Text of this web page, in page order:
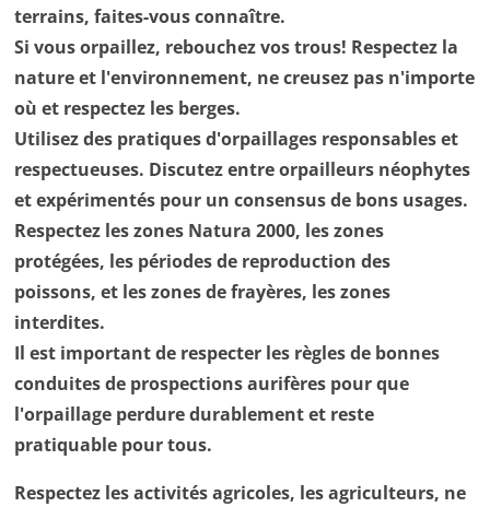
terrains, faites-vous connaître.
Si vous orpaillez, rebouchez vos trous! Respectez la
nature et l'environnement, ne creusez pas n'importe
où et respectez les berges.
Utilisez des pratiques d'orpaillages responsables et
respectueuses. Discutez entre orpailleurs néophytes
et expérimentés pour un consensus de bons usages.
Respectez les zones Natura 2000, les zones
protégées, les périodes de reproduction des
poissons, et les zones de frayères, les zones
interdites.
Il est important de respecter les règles de bonnes
conduites de prospections aurifères pour que
l'orpaillage perdure durablement et reste
pratiquable pour tous.
Respectez les activités agricoles, les agriculteurs, ne